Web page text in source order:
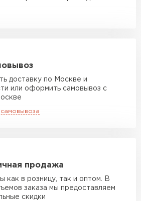
13,5 м
тн
6 м
тн
8 м
тн
доставку по Москве и
или оформить самовывоз с
продажа
как в розницу, так и оптом. В
заказа мы предоставляем
скидки